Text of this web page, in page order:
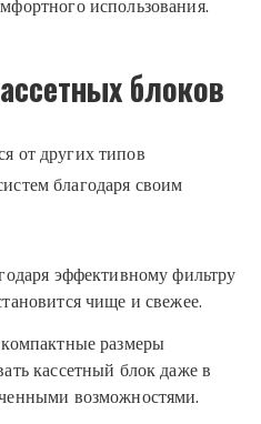
использования.
блоков
от других типов
благодаря своим
эффективному фильтру
чище и свежее.
размеры
кассетный блок даже в
возможностями.